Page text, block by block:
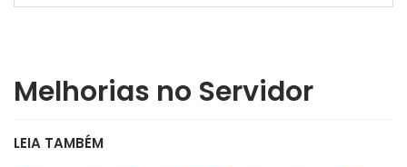
Melhorias no Servidor
LEIA TAMBÉM